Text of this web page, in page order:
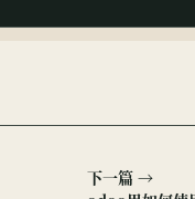
下一篇 →